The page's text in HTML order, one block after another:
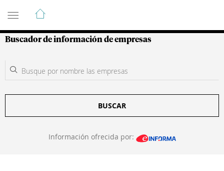
Guía de Empresas Colombianas
Buscador de información de empresas
BUSCAR
Información ofrecida por: